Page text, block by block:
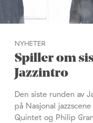
NYHETER
Spiller om
Jazzintro
Den siste runden av
på Nasjonal
Quintet og Philip